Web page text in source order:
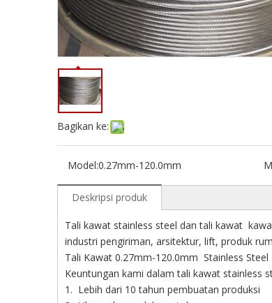
Bagikan ke:
Model:0.27mm-120.0mm
Deskripsi produk
Tali kawat stainless steel dan tali kawat
industri pengiriman, arsitektur, lift, produk
Tali Kawat 0.27mm-120.0mm Stainless
Keuntungan kami dalam tali kawat stainless
1. Lebih dari 10 tahun pembuatan produksi